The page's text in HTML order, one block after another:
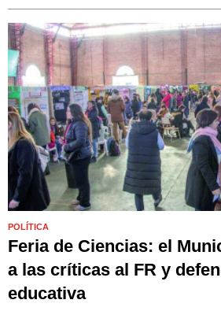
POLÍTICA
Feria de Ciencias: el
a las críticas al FR y
educativa